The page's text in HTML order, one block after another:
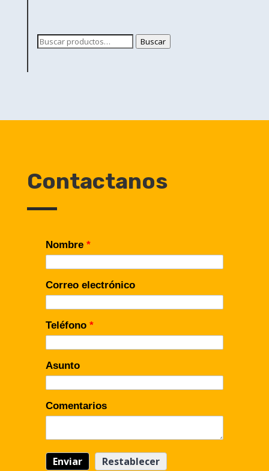
Buscar
Buscar
Contactanos
Nombre *
Correo electrónico
Teléfono *
Asunto
Comentarios